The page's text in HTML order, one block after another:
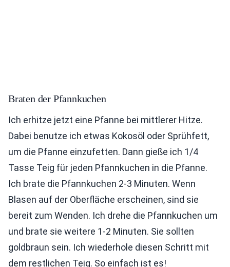
Braten der Pfannkuchen
Ich erhitze jetzt eine Pfanne bei mittlerer Hitze.
Dabei benutze ich etwas Kokosöl oder Sprühfett,
um die Pfanne einzufetten. Dann gieße ich 1/4
Tasse Teig für jeden Pfannkuchen in die Pfanne.
Ich brate die Pfannkuchen 2-3 Minuten. Wenn
Blasen auf der Oberfläche erscheinen, sind sie
bereit zum Wenden. Ich drehe die Pfannkuchen um
und brate sie weitere 1-2 Minuten. Sie sollten
goldbraun sein. Ich wiederhole diesen Schritt mit
dem restlichen Teig. So einfach ist es!